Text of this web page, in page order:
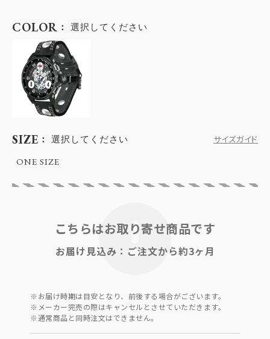
SIZE 選択してください
サイズガイド
ONE SIZE
COLOR 選択してください
こちらはお取り寄せ商品です
お届け見込み：ご注文から約3ヶ月
※お届け時期は目安となり、前後する場合がございます。
※メーカー完売の際はキャンセルとさせていただきます。
※通常商品と同時注文はできません。